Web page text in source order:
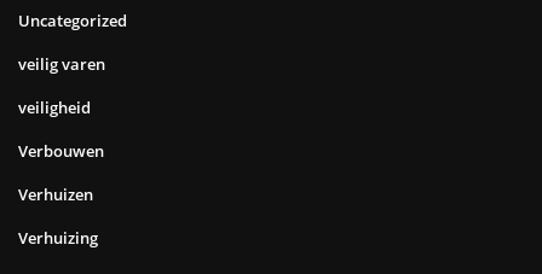
Uncategorized
veilig varen
veiligheid
Verbouwen
Verhuizen
Verhuizing